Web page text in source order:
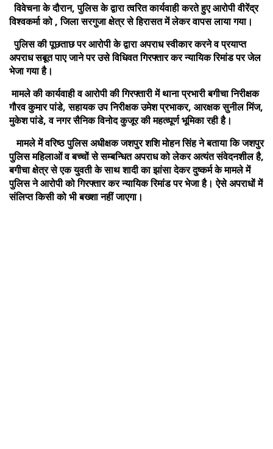
विवेचना के दौरान, पुलिस के द्वारा त्वरित कार्यवाही करते हुए आरोपी वीरेंद्र
विश्वकर्मा को , जिला सरगुजा क्षेत्र से हिरासत में लेकर वापस लाया गया।
पुलिस की पूछताछ पर आरोपी के द्वारा अपराध स्वीकार करने व प्रयाप्त
अपराध सबूत पाए जाने पर उसे विधिवत गिरफ्तार कर न्यायिक रिमांड पर जेल
भेजा गया है।
मामले की कार्यवाही व आरोपी की गिरफ्तारी में थाना प्रभारी बगीचा निरीक्षक
गौरव कुमार पांडे, सहायक उप निरीक्षक उमेश प्रभाकर, आरक्षक सुनील मिंज,
मुकेश पांडे, व नगर सैनिक विनोद कुजूर की महत्व्पूर्ण भूमिका रही है।
मामले में वरिष्ठ पुलिस अधीक्षक जशपुर शशि मोहन सिंह ने बताया कि जशपुर
पुलिस महिलाओं व बच्चों से सम्बन्धित अपराध को लेकर अत्यंत संवेदनशील है,
बगीचा क्षेत्र से एक युवती के साथ शादी का झांसा देकर दुष्कर्म के मामले में
पुलिस ने आरोपी को गिरफ्तार कर न्यायिक रिमांड पर भेजा है। ऐसे अपराधों में
संलिप्त किसी को भी बख्शा नहीं जाएगा।